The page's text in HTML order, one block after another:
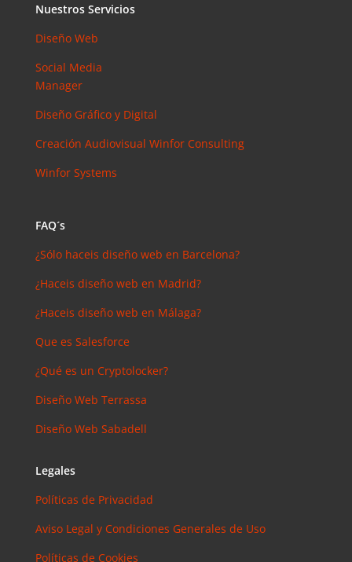
esta red
social
¿Debería
invertir en
Instagram?
para saber
cómo
esta red
Nuestros Servicios
Diseño Web
Social Media
Manager
Diseño Gráfico y Digital
Creación Audiovisual Winfor Consulting
Winfor Systems
FAQ´s
¿Sólo haceis diseño web en Barcelona?
¿Haceis diseño web en Madrid?
¿Haceis diseño web en Málaga?
Que es Salesforce
¿Qué es un Cryptolocker?
Diseño Web Terrassa
Diseño Web Sabadell
Legales
Políticas de Privacidad
Aviso Legal y Condiciones Generales de Uso
Políticas de Cookies